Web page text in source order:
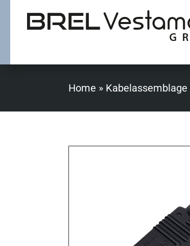
Home » Kabelassemblage